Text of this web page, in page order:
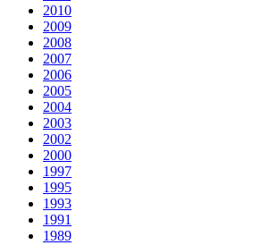
2010
2009
2008
2007
2006
2005
2004
2003
2002
2000
1997
1995
1993
1991
1989